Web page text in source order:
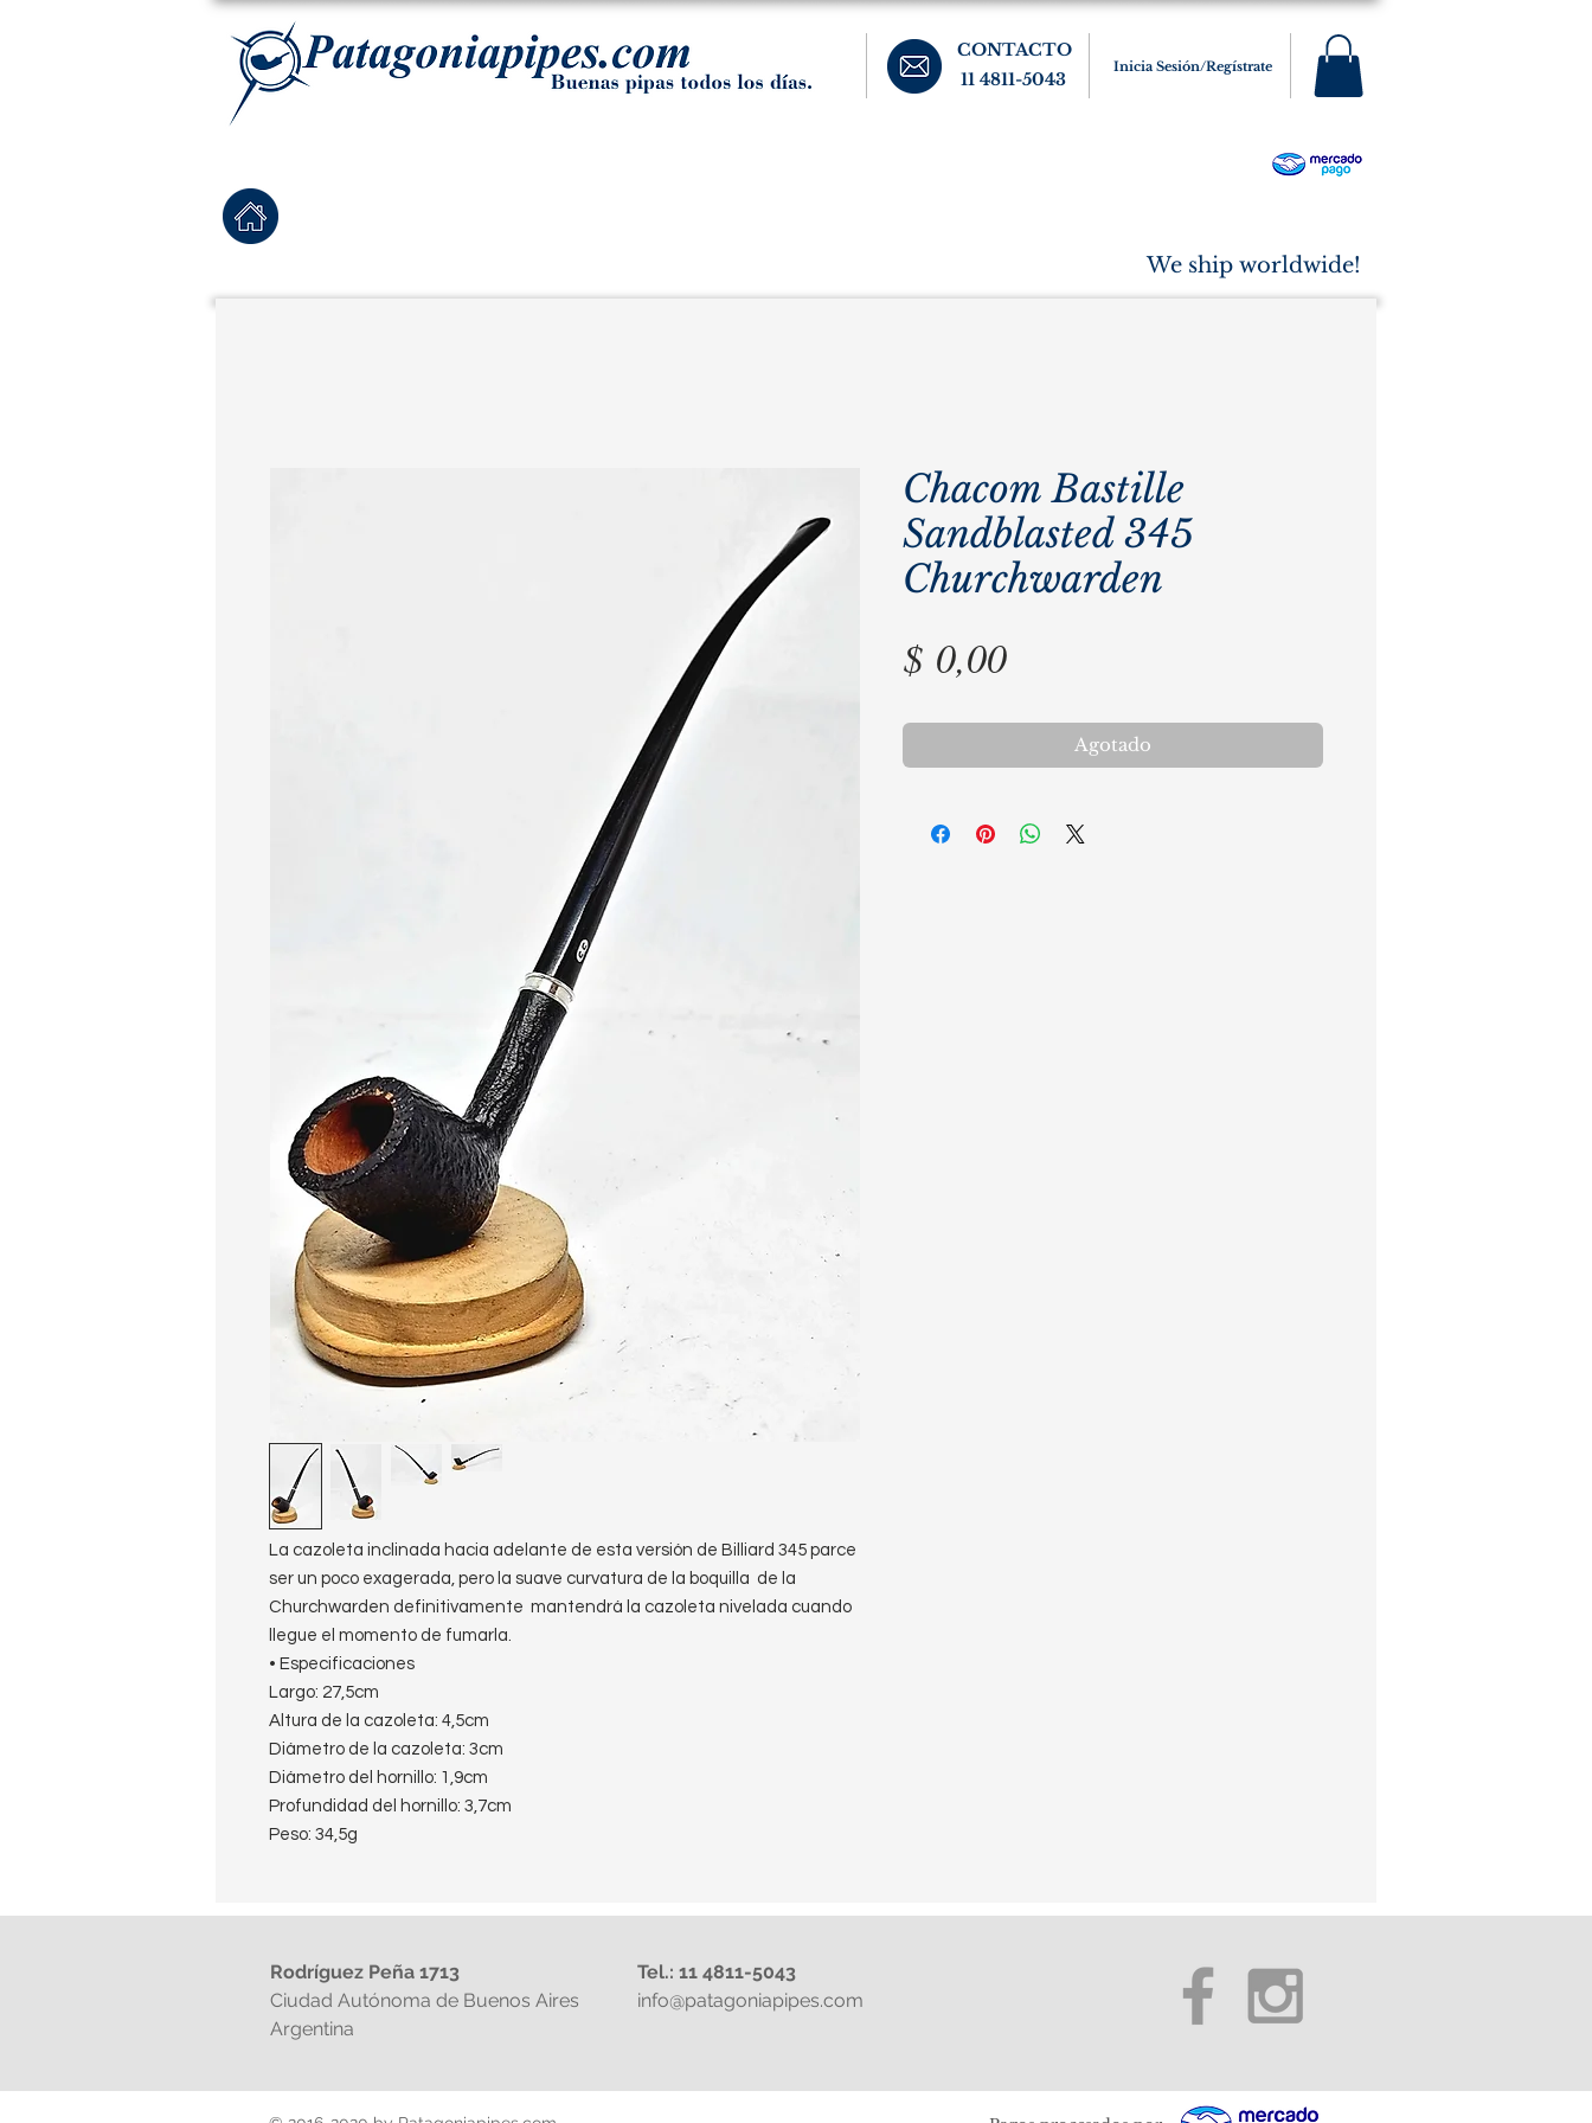
CONTACTO
11 4811-5043
Inicia Sesión/Regístrate
We ship worldwide!
La cazoleta inclinada hacia adelante de esta versión de Billiard 345 parce
ser un poco exagerada, pero la suave curvatura de la boquilla de la
Churchwarden definitivamente mantendrá la cazoleta nivelada cuando
llegue el momento de fumarla.
• Especificaciones
Largo: 27,5cm
Altura de la cazoleta: 4,5cm
Diámetro de la cazoleta: 3cm
Diámetro del hornillo: 1,9cm
Profundidad del hornillo: 3,7cm
Peso: 34,5g
Chacom Bastille
Sandblasted 345
Churchwarden
$ 0,00Precio
Agotado
Rodríguez Peña 1713
Ciudad Autónoma de Buenos Aires
Argentina
Tel.: 11 4811-5043
info@patagoniapipes.com